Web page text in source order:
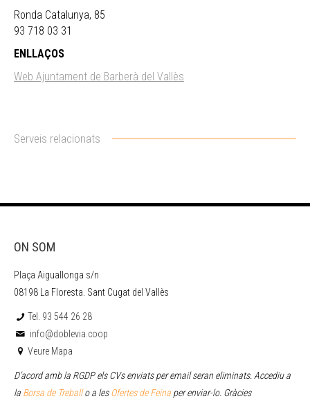
Ronda Catalunya, 85
93 718 03 31
ENLLAÇOS
Web Ajuntament de Barberà del Vallès
Serveis relacionats
ON SOM
Plaça Aiguallonga s/n
08198 La Floresta. Sant Cugat del Vallès
Tel. 93 544 26 28
info@doblevia.coop
Veure Mapa
D’acord amb la RGDP els CVs enviats per email seran eliminats. Accediu a
la Borsa de Treballo a lesOfertes de Feina per enviar-lo. Gràcies